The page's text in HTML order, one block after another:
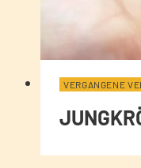
VERGANGENE